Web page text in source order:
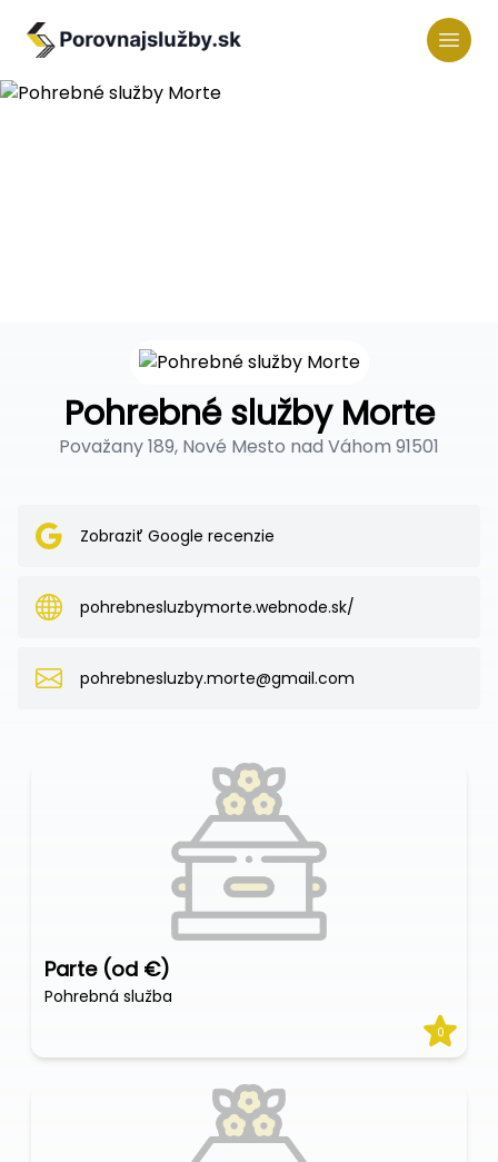
Pohrebné služby Morte
Považany 189, Nové Mesto nad Váhom 91501
Zobraziť Google recenzie
pohrebnesluzbymorte.webnode.sk/
pohrebnesluzby.morte@gmail.com
Parte (od €)
Pohrebná služba
0